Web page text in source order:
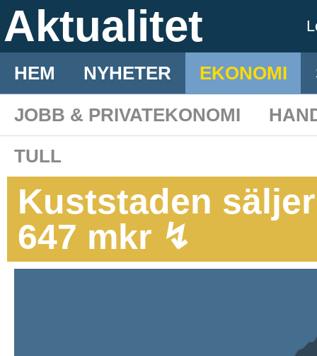
Aktualitet
HEM NYHETER EKONOMI
JOBB & PRIVATEKONOMI
TULL
Kuststaden
647 mkr ↯